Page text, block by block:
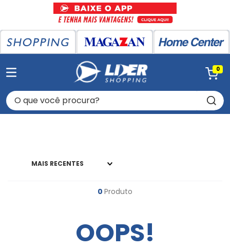
0
O que você procura?
MAIS RECENTES
0 Produto
OOPS!